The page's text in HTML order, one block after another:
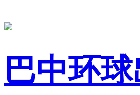
巴中环